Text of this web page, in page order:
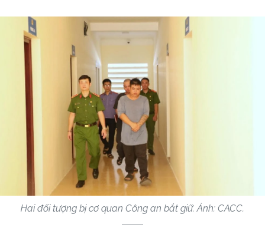
Hai đối tượng bị cơ quan Công an bắt giữ. Ảnh: CACC.